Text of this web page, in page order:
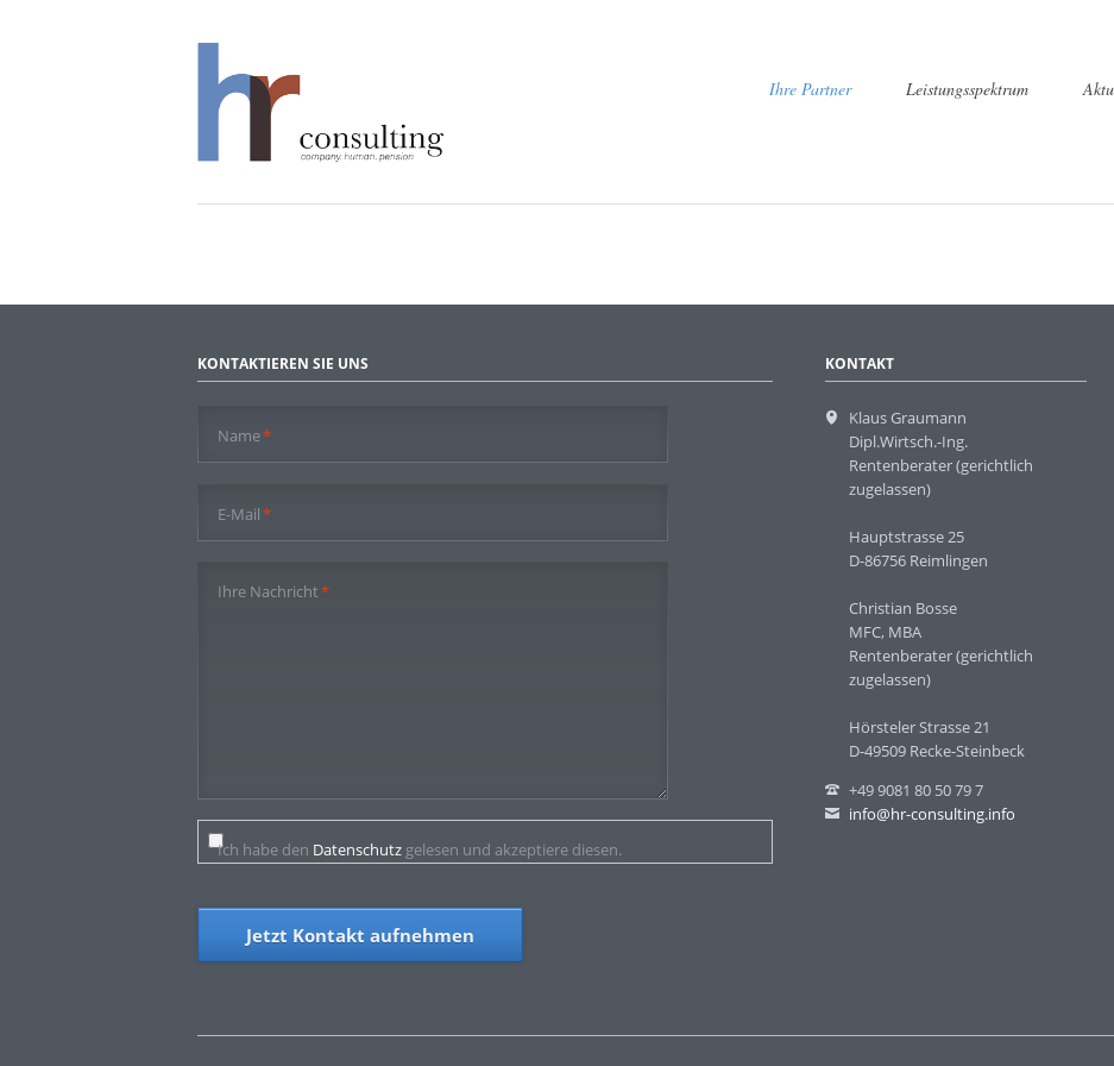
NavigationIhre Partner Leistungsspektrum
Geschenke an
KONTAKTIEREN SIE UNS
Pflichtfeld
Name*
Pflichtfeld
E-Mail*
Pflichtfeld
Ihre Nachricht*
Ich habe den Datenschutz gelesen und akzeptiere diesen.
Jetzt Kontakt aufnehmen
KONTAKT
Klaus Graumann
Dipl.Wirtsch.-Ing.
Rentenberater (gerichtlich
zugelassen)
Hauptstrasse 25
D-86756 Reimlingen
Christian Bosse
MFC, MBA
Rentenberater (gerichtlich
zugelassen)
Hörsteler Strasse 21
D-49509 Recke-Steinbeck
+49 9081 80 50 79 7
info@hr-consulting.info